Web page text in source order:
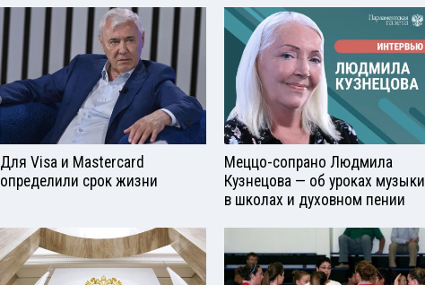
Для Visа и Mastercard
определили срок жизни
Меццо-сопрано Людмила
Кузнецова — об уроках музыки
в школах и духовном пении